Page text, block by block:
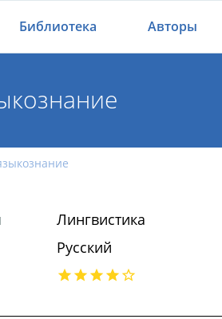
Библиотека Авторы
Лингвистика
Русский